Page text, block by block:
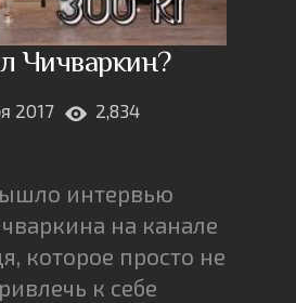
Чичваркин?
2017 2,834
интервью
на канале
которое просто не
к себе